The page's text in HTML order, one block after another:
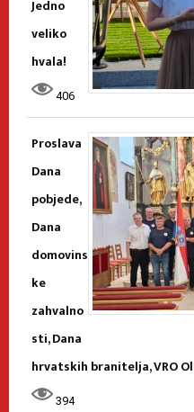
Jedno
veliko
hvala!
406
Proslava
Dana
pobjede,
Dana
domovins
ke
zahvalno
sti, Dana
hrvatskih branitelja, VRO
394